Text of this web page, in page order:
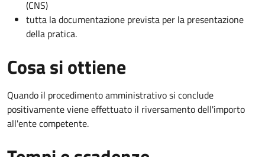
(CNS)
tutta la documentazione prevista per la presentazione
della pratica.
Cosa si ottiene
Quando il procedimento amministrativo si conclude
positivamente viene effettuato il riversamento dell'importo
all'ente competente.